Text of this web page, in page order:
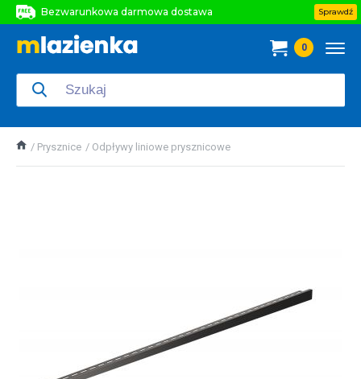
Bezwarunkowa darmowa dostawa
Bezwarunkowa darmowa dostawa
Sprawdź
0
Prysznice Odpływy liniowe prysznicowe